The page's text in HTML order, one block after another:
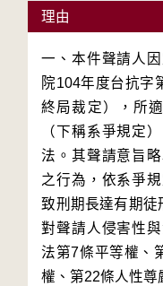
理由
一、本件聲請人
院104年度台抗字
終局裁定），所
（下稱系爭規定
法。其聲請意旨
之行為，依系爭
致刑期長達有期徒
對聲請人侵害性
法第7條平等權、